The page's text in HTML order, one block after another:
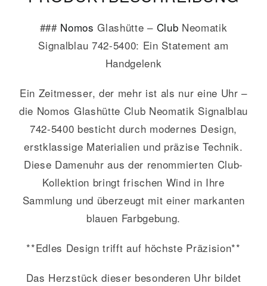
### Nomos Glashütte – Club Neomatik
Signalblau 742-5400: Ein Statement am
Handgelenk
Ein Zeitmesser, der mehr ist als nur eine Uhr –
die Nomos Glashütte Club Neomatik Signalblau
742-5400 besticht durch modernes Design,
erstklassige Materialien und präzise Technik.
Diese Damenuhr aus der renommierten Club-
Kollektion bringt frischen Wind in Ihre
Sammlung und überzeugt mit einer markanten
blauen Farbgebung.
**Edles Design trifft auf höchste Präzision**
Das Herzstück dieser besonderen Uhr bildet